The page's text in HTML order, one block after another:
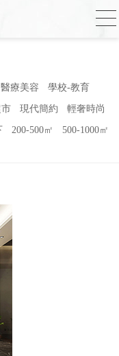
官网,草莓视频
2023
醫療美容 學校-教育
市 現代簡約 輕奢時尚
200-500㎡ 500-1000㎡